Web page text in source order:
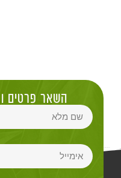
השאר פרטים